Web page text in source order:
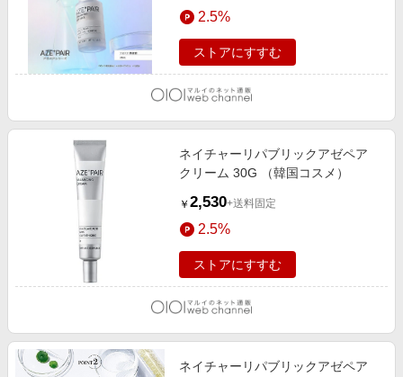
2.5%
ストアにすすむ
ネイチャーリパブリックアゼペア
クリーム 30G （韓国コスメ）
￥ 2,530+送料固定
2.5%
ストアにすすむ
ネイチャーリパブリックアゼペア